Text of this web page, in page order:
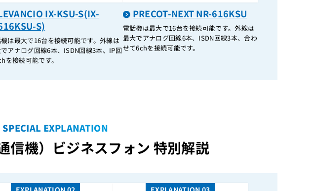
IX-12KTD(12ボタン)
IX-12KTD(24ボタン)
IX-12KTD-R(12ボタン)（美品保証なし
B）
B）
IX-12KT-N(WHT)
IX-16PSUB-N
IX-KSU-S(IX-
S)
は最大で16台を接続可能です。外線は
アナログ回線6本、ISDN回線3本、IP回
を接続可能です。
PRECOT-NEXT NR-616KSU
電話機は最大で16台を接続可能です。外線は
最大でアナログ回線6本、ISDN回線3本、合わ
せて6chを接続可能です。
SPECIAL EXPLANATION
信機） ビジネスフォン 特別解説